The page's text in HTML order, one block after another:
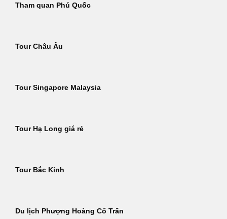
Tham quan Phú Quốc
Tour Châu Âu
Tour Singapore Malaysia
Tour Hạ Long giá rẻ
Tour Bắc Kinh
Du lịch Phượng Hoàng Cổ Trấn